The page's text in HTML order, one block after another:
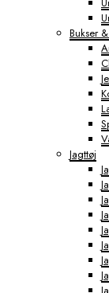
Bukser
Jagttøj